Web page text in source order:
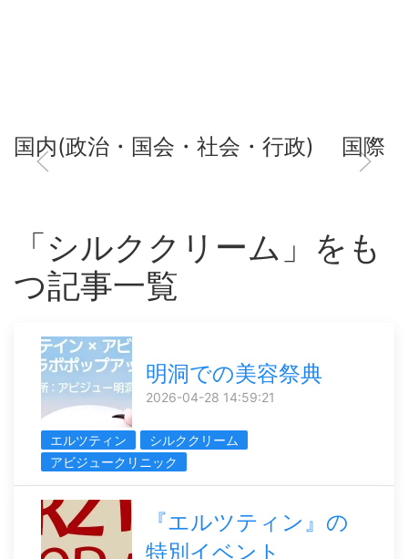
国内(政治・国会・社会・行政) 国際
「シルククリーム」をも
つ記事一覧
明洞での美容祭典
2026-04-28 14:59:21
エルツティン
シルククリーム
アビジュークリニック
『エルツティン』の
特別イベント